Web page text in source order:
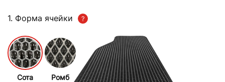
1. Форма ячейки
Сота Ромб